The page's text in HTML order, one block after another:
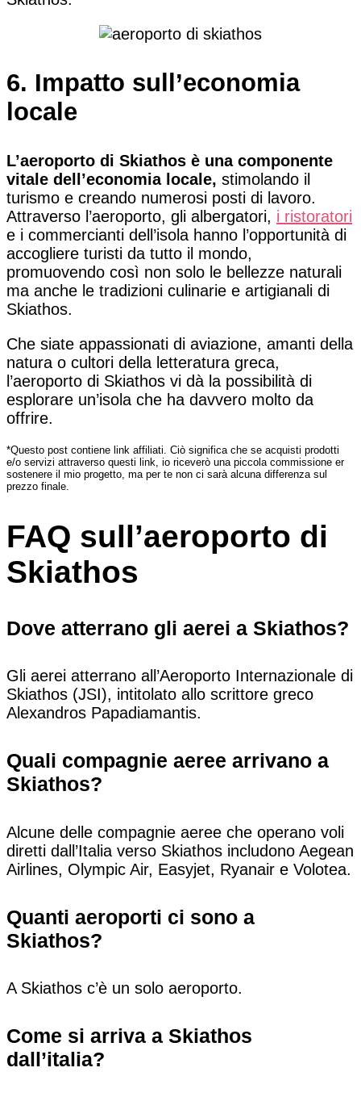
6. Impatto sull’economia
locale
L’aeroporto di Skiathos è una componente
vitale dell’economia locale, stimolando il
turismo e creando numerosi posti di lavoro.
Attraverso l’aeroporto, gli albergatori, i ristoratori
e i commercianti dell’isola hanno l’opportunità di
accogliere turisti da tutto il mondo,
promuovendo così non solo le bellezze naturali
ma anche le tradizioni culinarie e artigianali di
Skiathos.
Che siate appassionati di aviazione, amanti della
natura o cultori della letteratura greca,
l’aeroporto di Skiathos vi dà la possibilità di
esplorare un’isola che ha davvero molto da
offrire.
*Questo post contiene link affiliati. Ciò significa che se acquisti prodotti
e/o servizi attraverso questi link, io riceverò una piccola commissione er
sostenere il mio progetto, ma per te non ci sarà alcuna differenza sul
prezzo finale.
FAQ sull’aeroporto di
Skiathos
Dove atterrano gli aerei a Skiathos?
Gli aerei atterrano all’Aeroporto Internazionale di
Skiathos (JSI), intitolato allo scrittore greco
Alexandros Papadiamantis.
Quali compagnie aeree arrivano a
Skiathos?
Alcune delle compagnie aeree che operano voli
diretti dall’Italia verso Skiathos includono Aegean
Airlines, Olympic Air, Easyjet, Ryanair e Volotea.
Quanti aeroporti ci sono a
Skiathos?
A Skiathos c’è un solo aeroporto.
Come si arriva a Skiathos
dall’italia?